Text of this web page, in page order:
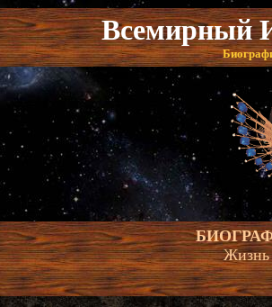
Всемирный
Жизнь